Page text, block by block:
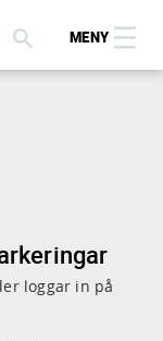
MENY
loggar in på